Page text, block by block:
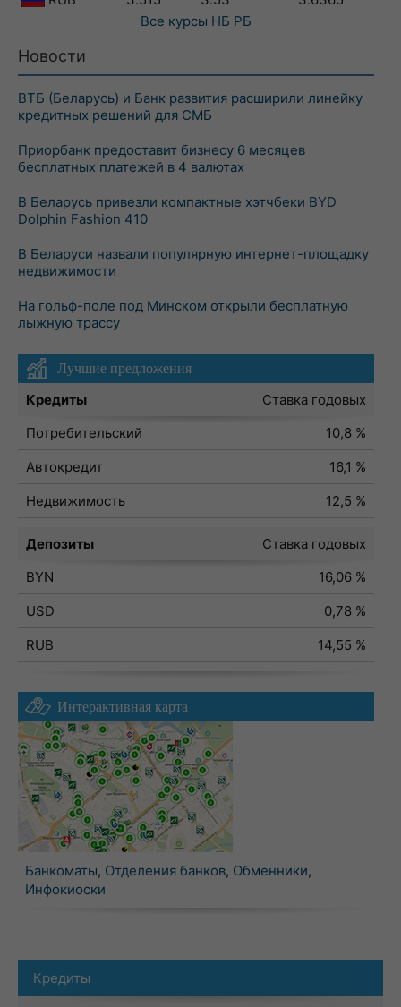
Все курсы НБ РБ
Новости
ВТБ (Беларусь) и Банк развития расширили линейку
кредитных решений для СМБ
Приорбанк предоставит бизнесу 6 месяцев
бесплатных платежей в 4 валютах
В Беларусь привезли компактные хэтчбеки BYD
Dolphin Fashion 410
В Беларуси назвали популярную интернет-площадку
недвижимости
На гольф-поле под Минском открыли бесплатную
лыжную трассу
Лучшие предложения
Кредиты
Ставка годовых
Потребительский
10,8 %
Автокредит
16,1 %
Недвижимость
12,5 %
Депозиты
Ставка годовых
BYN
16,06 %
USD
0,78 %
RUB
14,55 %
Интерактивная карта
Банкоматы, Отделения банков, Обменники,
Инфокиоски
Кредиты